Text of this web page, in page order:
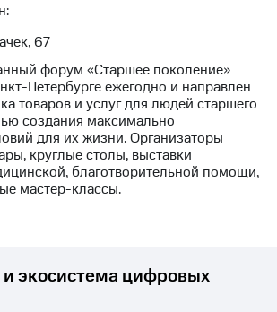
2023
67
форум «Старшее поколение»
Петербурге ежегодно и направлен
товаров и услуг для людей старшего
создания максимально
для их жизни. Организаторы
круглые столы, выставки
благотворительной помощи,
мастер-классы.
экосистема цифровых